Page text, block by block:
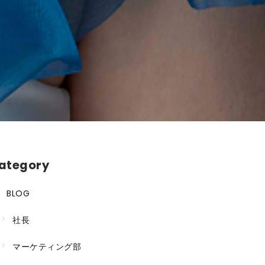
BLOG
社長
マーケティング部